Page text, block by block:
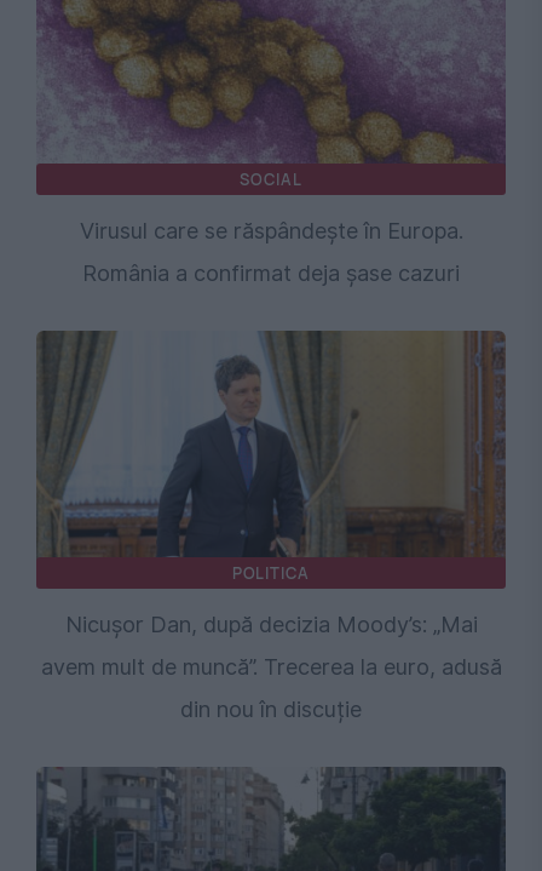
SOCIAL
Virusul care se răspândește în Europa.
România a confirmat deja șase cazuri
POLITICA
Nicușor Dan, după decizia Moody’s: „Mai
avem mult de muncă”. Trecerea la euro, adusă
din nou în discuție